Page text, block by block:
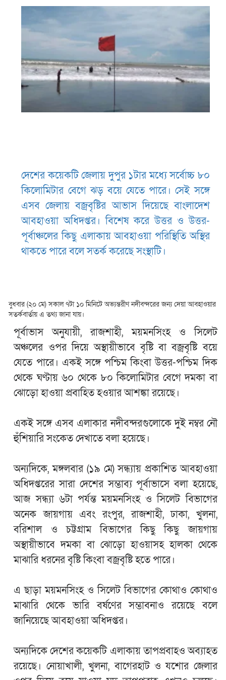
দেশের কয়েকটি জেলায় দুপুর ১টার মধ্যে সর্বোচ্চ ৮০
কিলোমিটার বেগে ঝড় বয়ে যেতে পারে। সেই সঙ্গে
এসব জেলায় বজ্রবৃষ্টির আভাস দিয়েছে বাংলাদেশ
আবহাওয়া অধিদপ্তর। বিশেষ করে উত্তর ও উত্তর-
পূর্বাঞ্চলের কিছু এলাকায় আবহাওয়া পরিস্থিতি অস্থির
থাকতে পারে বলে সতর্ক করেছে সংস্থাটি।
বুধবার (২০ মে) সকাল ৭টা ১০ মিনিটে অভ্যন্তরীণ নদীবন্দরের জন্য দেয়া আবহাওয়ার
সতর্কবার্তায় এ তথ্য জানা যায়।
পূর্বাভাস অনুযায়ী, রাজশাহী, ময়মনসিংহ ও সিলেট
অঞ্চলের ওপর দিয়ে অস্থায়ীভাবে বৃষ্টি বা বজ্রবৃষ্টি বয়ে
যেতে পারে। একই সঙ্গে পশ্চিম কিংবা উত্তর-পশ্চিম দিক
থেকে ঘণ্টায় ৬০ থেকে ৮০ কিলোমিটার বেগে দমকা বা
ঝোড়ো হাওয়া প্রবাহিত হওয়ার আশঙ্কা রয়েছে।
একই সঙ্গে এসব এলাকার নদীবন্দরগুলোকে দুই নম্বর নৌ
হুঁশিয়ারি সংকেত দেখাতে বলা হয়েছে।
অন্যদিকে, মঙ্গলবার (১৯ মে) সন্ধ্যায় প্রকাশিত আবহাওয়া
অধিদপ্তরের সারা দেশের সম্ভাব্য পূর্বাভাসে বলা হয়েছে,
আজ সন্ধ্যা ৬টা পর্যন্ত ময়মনসিংহ ও সিলেট বিভাগের
অনেক জায়গায় এবং রংপুর, রাজশাহী, ঢাকা, খুলনা,
বরিশাল ও চট্টগ্রাম বিভাগের কিছু কিছু জায়গায়
অস্থায়ীভাবে দমকা বা ঝোড়ো হাওয়াসহ হালকা থেকে
মাঝারি ধরনের বৃষ্টি কিংবা বজ্রবৃষ্টি হতে পারে।
এ ছাড়া ময়মনসিংহ ও সিলেট বিভাগের কোথাও কোথাও
মাঝারি থেকে ভারি বর্ষণের সম্ভাবনাও রয়েছে বলে
জানিয়েছে আবহাওয়া অধিদপ্তর।
অন্যদিকে দেশের কয়েকটি এলাকায় তাপপ্রবাহও অব্যাহত
রয়েছে। নোয়াখালী, খুলনা, বাগেরহাট ও যশোর জেলার